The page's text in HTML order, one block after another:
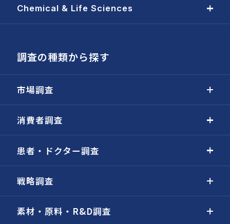
Chemical & Life Sciences
調査の種類から探す
市場調査
消費者調査
患者・ドクター調査
戦略調査
素材・原料・R&D調査